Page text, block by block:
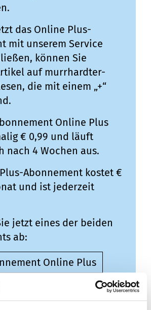
das Online Plus-
mit unserem Service
können Sie
auf murrhardter-
die mit einem „+“
Online Plus
€ 0,99 und läuft
nach 4 Wochen aus.
Abonnement kostet €
und ist jederzeit
jetzt eines der beiden
ab:
Online Plus
Abonnement